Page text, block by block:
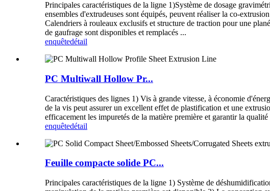
Principales caractéristiques de la ligne 1)Système de dosage
ensembles d'extrudeuses sont équipés, peuvent réaliser la co-
Calendriers à rouleaux exclusifs et structure de traction pour une
de gaufrage sont disponibles et remplacés ...
enquêtedétail
PC Multiwall Hollow Pr...
Caractéristiques des lignes 1) Vis à grande vitesse, à économie
de la vis peut assurer un excellent effet de plastification et une
efficacement les impuretés de la matière première et garantir la
enquêtedétail
Feuille compacte solide PC...
Principales caractéristiques de la ligne 1) Système de